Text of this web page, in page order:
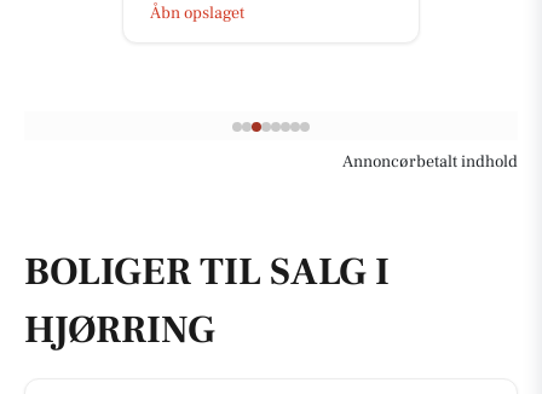
Åbn opslaget
Annoncørbetalt indhold
BOLIGER TIL SALG I
HJØRRING